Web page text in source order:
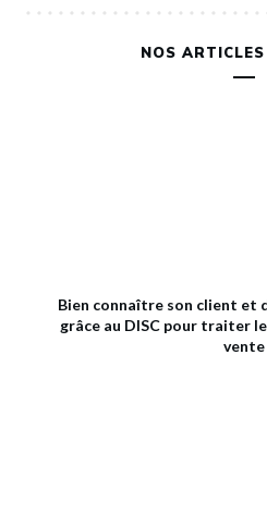
NOS
Bien connaître son client et
grâce au DISC pour traiter
vente